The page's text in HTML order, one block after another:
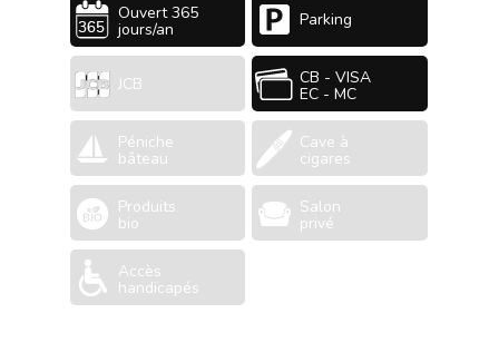
Ouvert 365
jours/an Parking
JCB CB - VISA
EC - MC
Péniche
bâteau
Cave à
cigares
Produits
bio
Salon
privé
Accès
handicapés